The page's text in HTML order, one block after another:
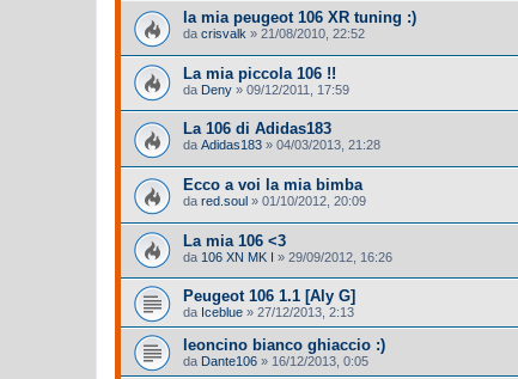
la mia peugeot 106 XR tuning :)
da crisvalk » 21/08/2010, 22:52
La mia piccola 106 !!
da Deny » 09/12/2011, 17:59
La 106 di Adidas183
da Adidas183 » 04/03/2013, 21:28
Ecco a voi la mia bimba
da red.soul » 01/10/2012, 20:09
La mia 106 <3
da 106 XN MK I » 29/09/2012, 16:26
Peugeot 106 1.1 [Aly G]
da Iceblue » 27/12/2013, 2:13
leoncino bianco ghiaccio :)
da Dante106 » 16/12/2013, 0:05